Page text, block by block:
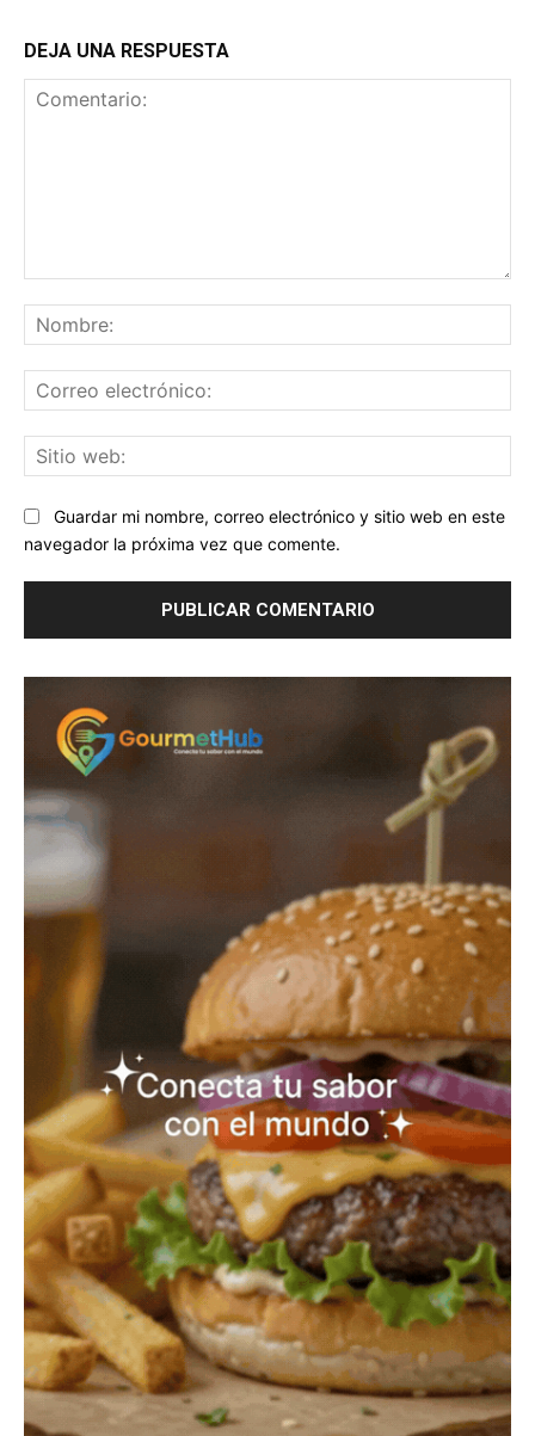
DEJA UNA RESPUESTA
Guardar mi nombre, correo electrónico y sitio web en este
navegador la próxima vez que comente.